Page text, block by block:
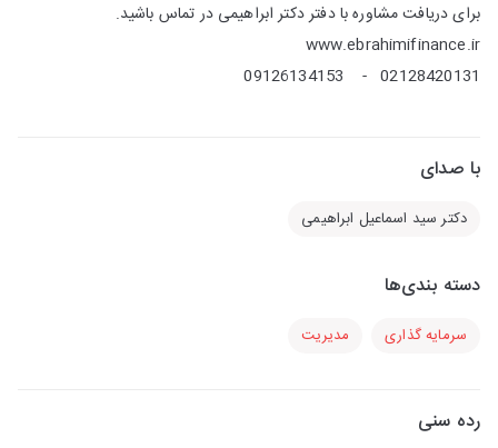
برای دریافت مشاوره با دفتر دکتر ابراهیمی در تماس باشید.
www.ebrahimifinance.ir
02128420131 - 09126134153
با صدای
دکتر سید اسماعیل ابراهیمی
دسته بندی‌ها
سرمایه گذاری مدیریت
رده سنی